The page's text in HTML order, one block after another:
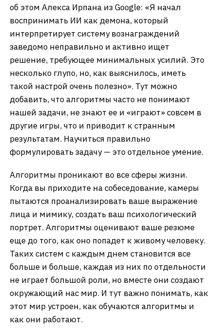
об этом Алекса Ирпана из Google: «Я начал
воспринимать ИИ как демона, который
интерпретирует систему вознаграждений
заведомо неправильно и активно ищет
решение, требующее минимальных усилий. Это
несколько глупо, но, как выяснилось, иметь
такой настрой очень полезно». Тут можно
добавить, что алгоритмы часто не понимают
нашей задачи, не знают ее и «играют» совсем в
другие игры, что и приводит к странным
результатам. Научиться правильно
формулировать задачу — это отдельное умение.
Алгоритмы проникают во все сферы жизни.
Когда вы приходите на собеседование, камеры
пытаются проанализировать ваше выражение
лица и мимику, создать ваш психологический
портрет. Алгоритмы оценивают ваше резюме
еще до того, как оно попадет к живому человеку.
Таких систем с каждым днем становится все
больше и больше, каждая из них по отдельности
не играет большой роли, но вместе они создают
окружающий нас мир. И тут важно понимать, как
этот мир устроен, как обучаются алгоритмы и
как они работают.